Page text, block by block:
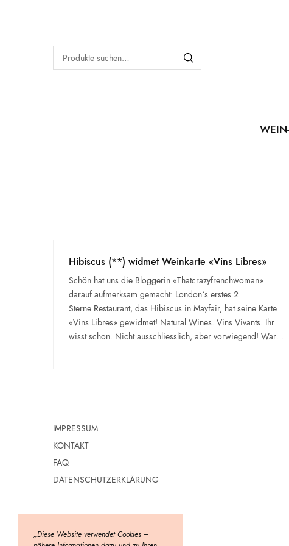
Hibiscus (**) widmet Weinkarte «Vins Libres»
Schön hat uns die Bloggerin «Thatcrazyfrenchwoman»
darauf aufmerksam gemacht: London`s erstes 2
Sterne Restaurant, das Hibiscus in Mayfair, hat seine Karte
«Vins Libres» gewidmet! Natural Wines. Vins Vivants. Ihr
wisst schon. Nicht ausschliesslich, aber vorwiegend! War…
IMPRESSUM
KONTAKT
FAQ
DATENSCHUTZERKLÄRUNG
„Diese Website verwendet Cookies –